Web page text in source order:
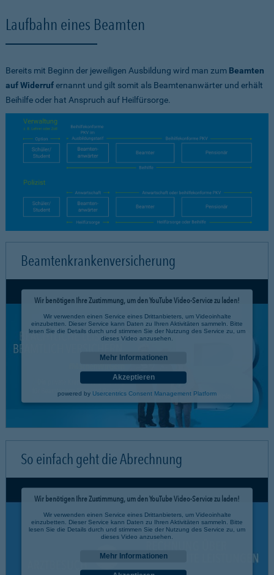
Laufbahn eines Beamten
Bereits mit Beginn der jeweiligen Ausbildung wird man zum Beamten
auf Widerrufernannt und gilt somit als Beamtenanwärter und erhält
Beihilfe oder hat Anspruch auf Heilfürsorge.
Beamtenkrankenversicherung
Wir benötigen Ihre Zustimmung, um den YouTube Video-Service zu laden!
Wir verwenden einen Service eines Drittanbieters, um Videoinhalte
einzubetten. Dieser Service kann Daten zu Ihren Aktivitäten sammeln. Bitte
lesen Sie die Details durch und stimmen Sie der Nutzung des Service zu, um
dieses Video anzusehen.
Mehr Informationen
Akzeptieren
powered by Usercentrics Consent Management Platform
So einfach geht die Abrechnung
Wir benötigen Ihre Zustimmung, um den YouTube Video-Service zu laden!
Wir verwenden einen Service eines Drittanbieters, um Videoinhalte
einzubetten. Dieser Service kann Daten zu Ihren Aktivitäten sammeln. Bitte
lesen Sie die Details durch und stimmen Sie der Nutzung des Service zu, um
dieses Video anzusehen.
Mehr Informationen